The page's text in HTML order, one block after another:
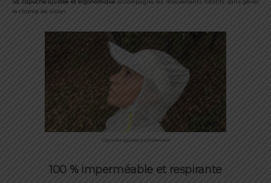
le champ de vision.
Capuche ajustée parfaitement
100 % imperméable et respirante